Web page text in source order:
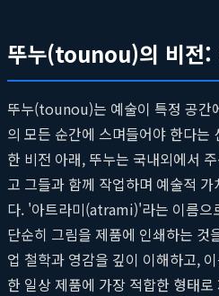
뚜누(tounou)의 비전:
뚜누(tounou)는 예술이 특정 공간
의 모든 순간에 스며들어야 한다는
한 비전 아래, 뚜누는 국내외에서
고 그들과 함께 작업하며 예술적
다. '아트라미(atrami)'라는 이름으
단순히 그림을 제품에 인쇄하는 것
업 철학과 영감을 깊이 이해하고,
한 일상 제품에 가장 적합한 형태